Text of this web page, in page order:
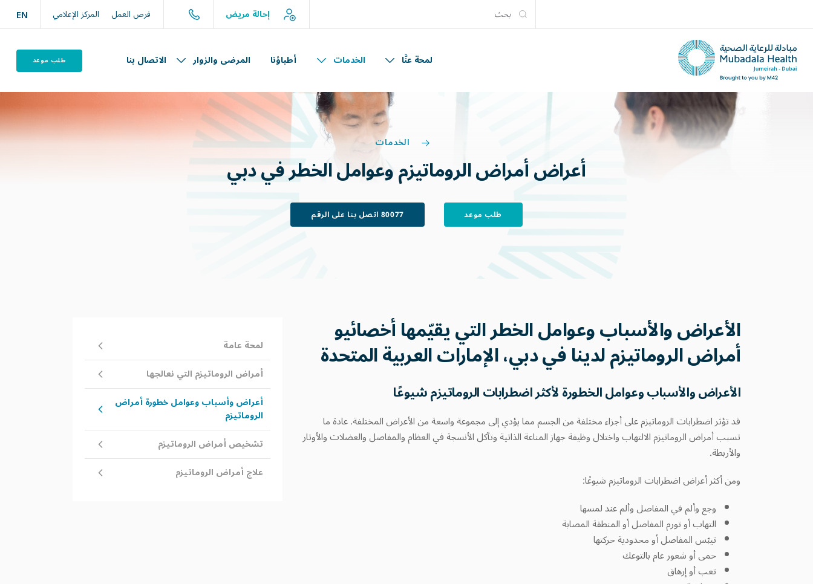
إحالة مريض فرص العمل المركز الإعلامي EN
لمحة عنَّا الخدمات أطباؤنا المرضى والزوار الاتصال بنا طلب موعد
الخدمات
أعراضأمراضالروماتيزموعواملالخطرفيدبي
طلب موعد 80077 اتصل بنا على الرقم
لمحة عامة
أمراض الروماتيزم التي نعالجها
أعراض وأسباب وعوامل خطورة أمراض
الروماتيزم
تشخيص أمراض الروماتيزم
علاج أمراض الروماتيزم
الأعراض والأسباب وعوامل الخطر التي يقيّمها أخصائيو
أمراض الروماتيزم لدينا في دبي، الإمارات العربية المتحدة
الأعراض والأسباب وعوامل الخطورة لأكثر اضطرابات الروماتيزم شيوعًا
قد تؤثر اضطرابات الروماتيزم على أجزاء مختلفة من الجسم مما يؤدي إلى مجموعة واسعة من الأعراض المختلفة. عادة ما
تسبب أمراض الروماتيزم الالتهاب واختلال وظيفة جهاز المناعة الذاتية وتآكل الأنسجة في العظام والمفاصل والعضلات والأوتار
والأربطة.
ومن أكثر أعراض اضطرابات الروماتيزم شيوعًا:
وجع وألم في المفاصل وألم عند لمسها
التهاب أو تورم المفاصل أو المنطقة المصابة
تيبّس المفاصل أو محدودية حركتها
حمى أو شعور عام بالتوعك
تعب أو إرهاق